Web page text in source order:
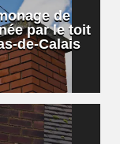
de
par le toit
de-Calais